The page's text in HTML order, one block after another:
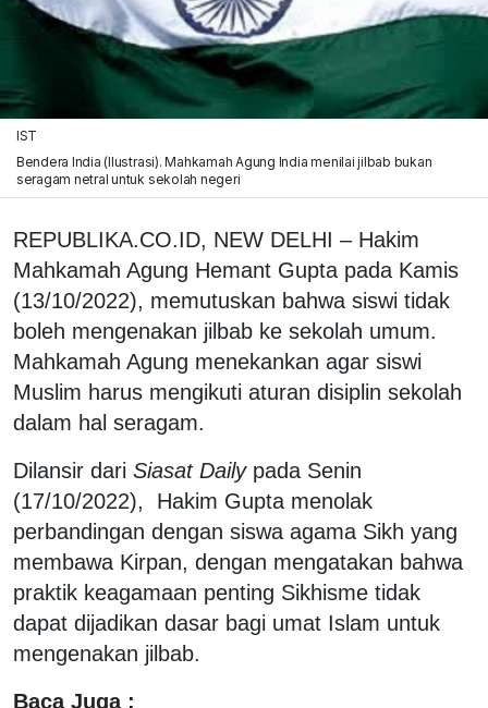
IST
Bendera India (Ilustrasi). Mahkamah Agung India menilai jilbab bukan
seragam netral untuk sekolah negeri
REPUBLIKA.CO.ID, NEW DELHI – Hakim
Mahkamah Agung Hemant Gupta pada Kamis
(13/10/2022), memutuskan bahwa siswi tidak
boleh mengenakan jilbab ke sekolah umum.
Mahkamah Agung menekankan agar siswi
Muslim harus mengikuti aturan disiplin sekolah
dalam hal seragam.
Dilansir dari Siasat Dailypada Senin
(17/10/2022), Hakim Gupta menolak
perbandingan dengan siswa agama Sikh yang
membawa Kirpan, dengan mengatakan bahwa
praktik keagamaan penting Sikhisme tidak
dapat dijadikan dasar bagi umat Islam untuk
mengenakan jilbab.
Baca Juga :